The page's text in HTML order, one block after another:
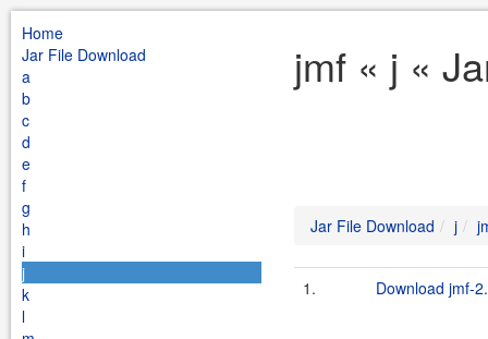
Home
Jar File Download
a
b
c
d
e
f
g
h
i
j
k
l
jmf « j «
Jar File Download j
1. Download jmf-